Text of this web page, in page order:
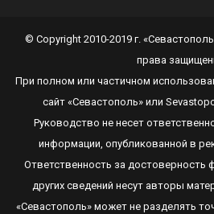
© Copyright 2010-2019 г.
права
При полном или частичном
сайт «Севастополь» или
Руководство не несет
информации, опубликованной в
Ответственность за достоверность
других сведений несут авторы
«Севастополь»может не разделять